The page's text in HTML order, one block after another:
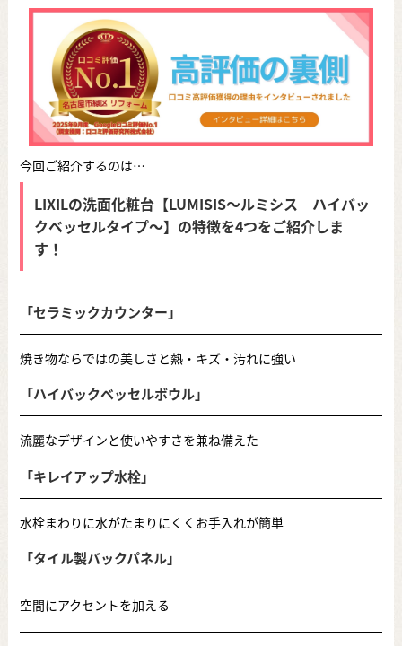
今回ご紹介するのは…
LIXILの洗面化粧台【LUMISIS～ルミシス ハイバッ
クベッセルタイプ～】の特徴を4つをご紹介しま
す！
「セラミックカウンター」
焼き物ならではの美しさと熱・キズ・汚れに強い
「ハイバックベッセルボウル」
流麗なデザインと使いやすさを兼ね備えた
「キレイアップ水栓」
水栓まわりに水がたまりにくくお手入れが簡単
「タイル製バックパネル」
空間にアクセントを加える